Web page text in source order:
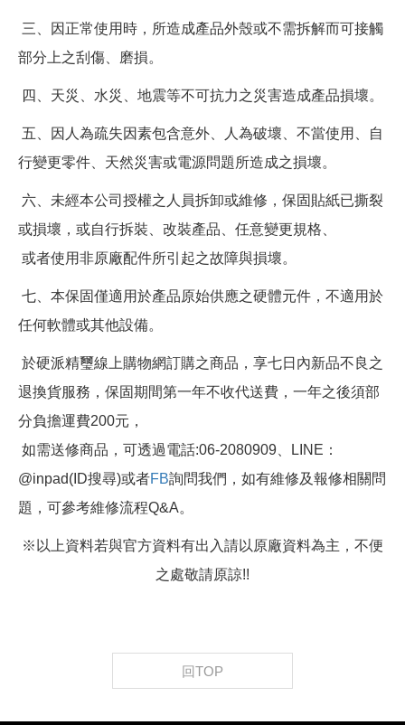
三、因正常使用時，所造成產品外殼或不需拆解而可接觸
部分上之刮傷、磨損。
四、天災、水災、地震等不可抗力之災害造成產品損壞。
五、因人為疏失因素包含意外、人為破壞、不當使用、自
行變更零件、天然災害或電源問題所造成之損壞。
六、未經本公司授權之人員拆卸或維修，保固貼紙已撕裂
或損壞，或自行拆裝、改裝產品、任意變更規格、
或者使用非原廠配件所引起之故障與損壞。
七、本保固僅適用於產品原始供應之硬體元件，不適用於
任何軟體或其他設備。
於硬派精璽線上購物網訂購之商品，享七日內新品不良之
退換貨服務，保固期間第一年不收代送費，一年之後須部
分負擔運費200元，
如需送修商品，可透過電話:06-2080909、LINE：
@inpad(ID搜尋)或者FB詢問我們，如有維修及報修相關問
題，可參考維修流程Q&A。
※以上資料若與官方資料有出入請以原廠資料為主，不便
之處敬請原諒!!
回TOP